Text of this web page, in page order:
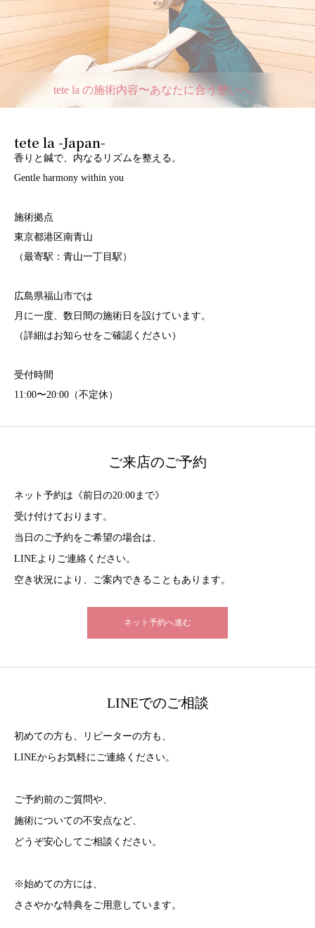
tete la の施術内容〜あなたに合う整いへ。
tete la -Japan-
香りと鍼で、内なるリズムを整える。
Gentle harmony within you
施術拠点
東京都港区南青山
（最寄駅：青山一丁目駅）
広島県福山市では
月に一度、数日間の施術日を設けています。
（詳細はお知らせをご確認ください）
受付時間
11:00〜20:00（不定休）
ご来店のご予約
ネット予約は《前日の20:00まで》
受け付けております。
当日のご予約をご希望の場合は、
LINEよりご連絡ください。
空き状況により、ご案内できることもあります。
ネット予約へ進む
LINEでのご相談
初めての方も、リピーターの方も、
LINEからお気軽にご連絡ください。
ご予約前のご質問や、
施術についての不安点など、
どうぞ安心してご相談ください。
※始めての方には、
ささやかな特典をご用意しています。